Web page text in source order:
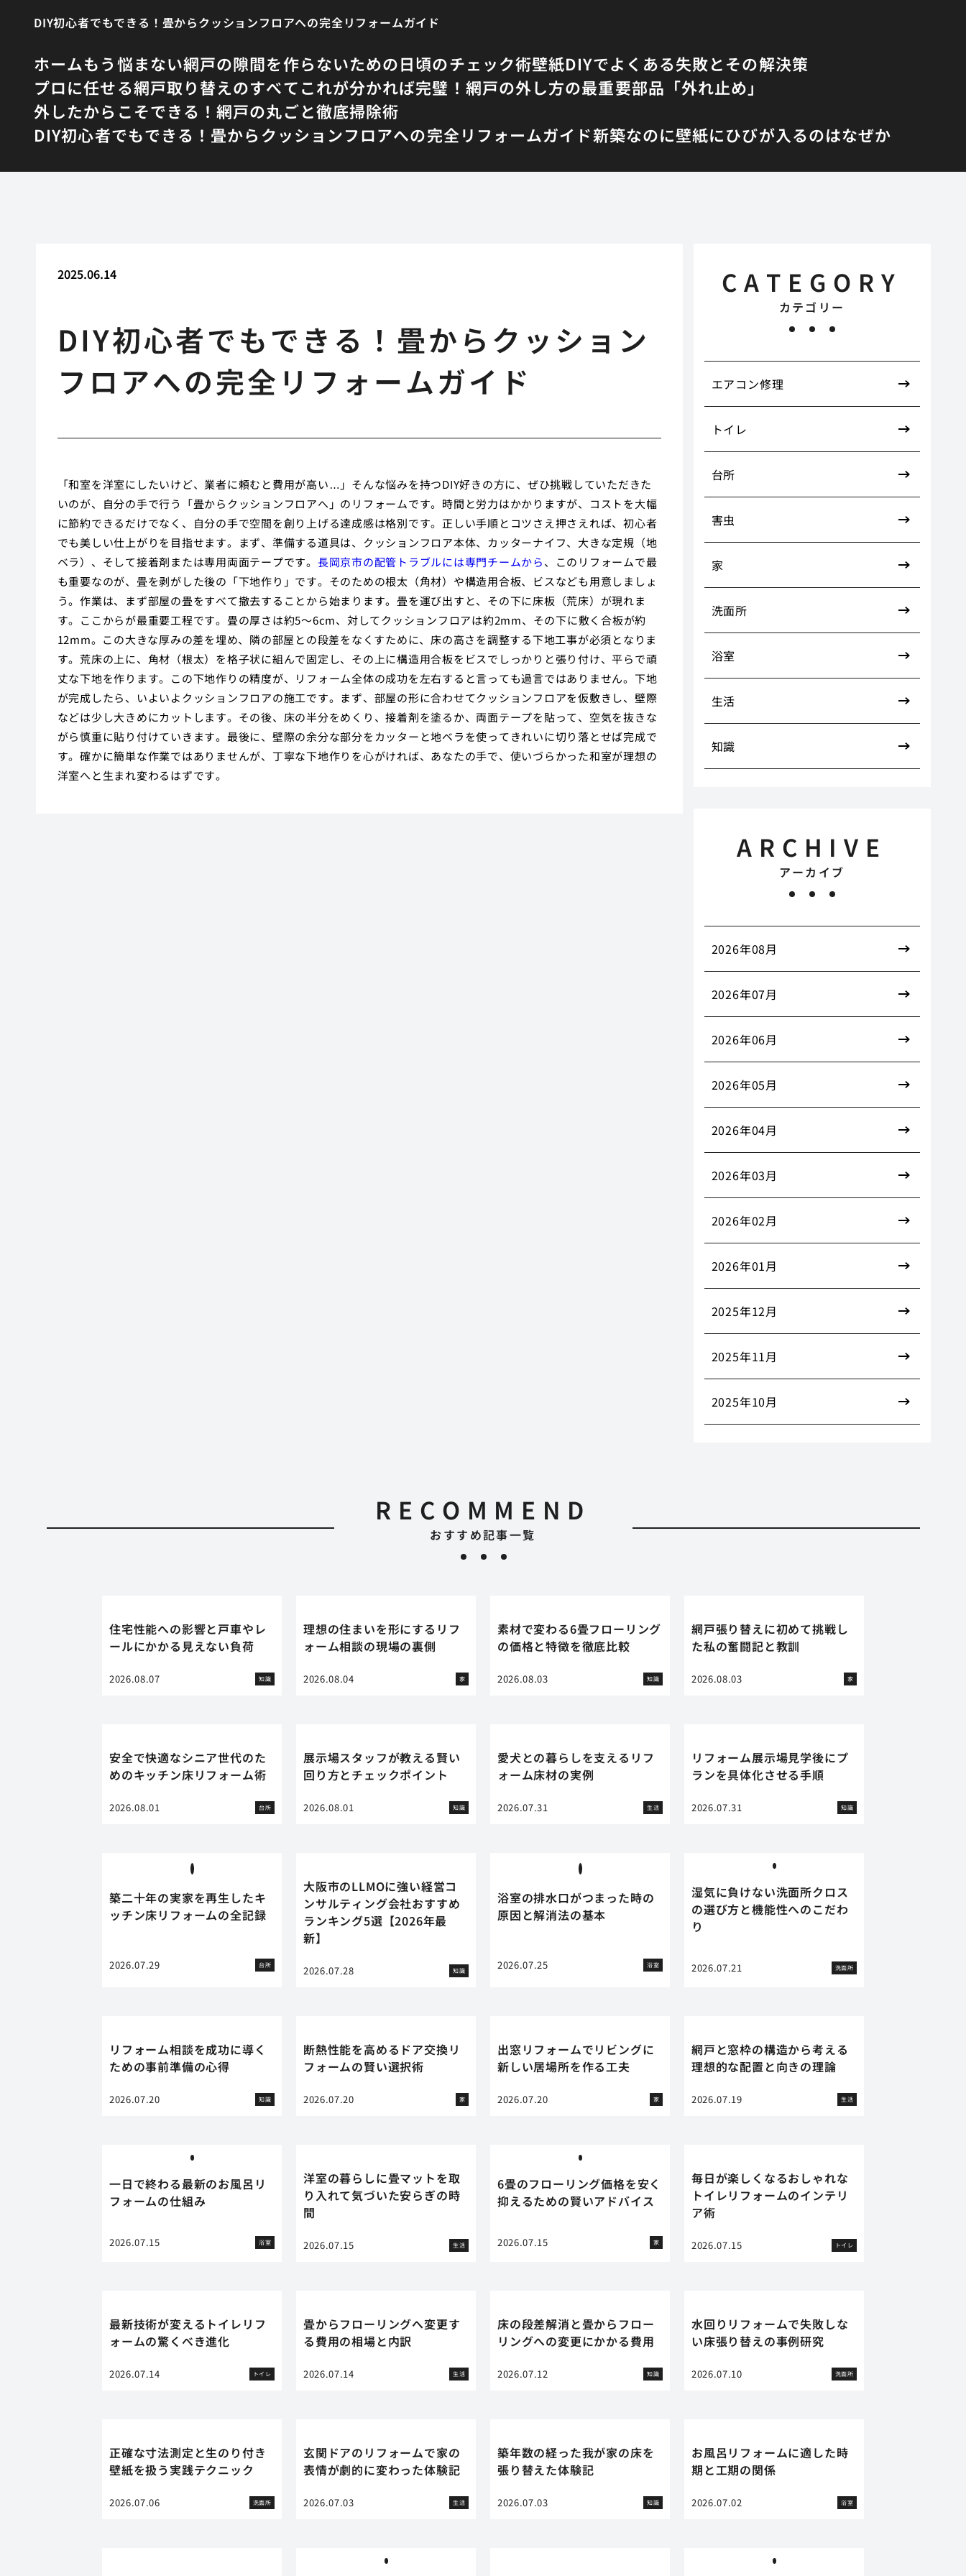
DIY初心者でもできる！畳からクッションフロアへの完全リフォームガイド
ホームもう悩まない網戸の隙間を作らないための日頃のチェック術壁紙DIYでよくある失敗とその解決策
プロに任せる網戸取り替えのすべてこれが分かれば完璧！網戸の外し方の最重要部品「外れ止め」
外したからこそできる！網戸の丸ごと徹底掃除術
DIY初心者でもできる！畳からクッションフロアへの完全リフォームガイド新築なのに壁紙にひびが入るのはなぜか
2025.06.14
DIY初心者でもできる！畳からクッション
フロアへの完全リフォームガイド
「和室を洋室にしたいけど、業者に頼むと費用が高い…」そんな悩みを持つDIY好きの方に、ぜひ挑戦していただきた
いのが、自分の手で行う「畳からクッションフロアへ」のリフォームです。時間と労力はかかりますが、コストを大幅
に節約できるだけでなく、自分の手で空間を創り上げる達成感は格別です。正しい手順とコツさえ押さえれば、初心者
でも美しい仕上がりを目指せます。まず、準備する道具は、クッションフロア本体、カッターナイフ、大きな定規（地
ベラ）、そして接着剤または専用両面テープです。 長岡京市の配管トラブルには専門チームから、このリフォームで最
も重要なのが、畳を剥がした後の「下地作り」です。そのための根太（角材）や構造用合板、ビスなども用意しましょ
う。作業は、まず部屋の畳をすべて撤去することから始まります。畳を運び出すと、その下に床板（荒床）が現れま
す。ここからが最重要工程です。畳の厚さは約5〜6cm、対してクッションフロアは約2mm、その下に敷く合板が約
12mm。この大きな厚みの差を埋め、隣の部屋との段差をなくすために、床の高さを調整する下地工事が必須となりま
す。荒床の上に、角材（根太）を格子状に組んで固定し、その上に構造用合板をビスでしっかりと張り付け、平らで頑
丈な下地を作ります。この下地作りの精度が、リフォーム全体の成功を左右すると言っても過言ではありません。下地
が完成したら、いよいよクッションフロアの施工です。まず、部屋の形に合わせてクッションフロアを仮敷きし、壁際
などは少し大きめにカットします。その後、床の半分をめくり、接着剤を塗るか、両面テープを貼って、空気を抜きな
がら慎重に貼り付けていきます。最後に、壁際の余分な部分をカッターと地ベラを使ってきれいに切り落とせば完成で
す。確かに簡単な作業ではありませんが、丁寧な下地作りを心がければ、あなたの手で、使いづらかった和室が理想の
洋室へと生まれ変わるはずです。
RECOMMEND
おすすめ記事一覧
住宅性能への影響と戸車やレ
ールにかかる見えない負荷
2026.08.07 知識
理想の住まいを形にするリフ
ォーム相談の現場の裏側
2026.08.04 家
素材で変わる6畳フローリング
の価格と特徴を徹底比較
2026.08.03 知識
網戸張り替えに初めて挑戦し
た私の奮闘記と教訓
2026.08.03 家
安全で快適なシニア世代のた
めのキッチン床リフォーム術
2026.08.01 台所
展示場スタッフが教える賢い
回り方とチェックポイント
2026.08.01 知識
愛犬との暮らしを支えるリフ
ォーム床材の実例
2026.07.31 生活
リフォーム展示場見学後にプ
ランを具体化させる手順
2026.07.31 知識
築二十年の実家を再生したキ
ッチン床リフォームの全記録
2026.07.29 台所
大阪市のLLMOに強い経営コ
ンサルティング会社おすすめ
ランキング5選【2026年最
新】
2026.07.28 知識
浴室の排水口がつまった時の
原因と解消法の基本
2026.07.25 浴室
湿気に負けない洗面所クロス
の選び方と機能性へのこだわ
り
2026.07.21 洗面所
リフォーム相談を成功に導く
ための事前準備の心得
2026.07.20 知識
断熱性能を高めるドア交換リ
フォームの賢い選択術
2026.07.20 家
出窓リフォームでリビングに
新しい居場所を作る工夫
2026.07.20 家
網戸と窓枠の構造から考える
理想的な配置と向きの理論
2026.07.19 生活
一日で終わる最新のお風呂リ
フォームの仕組み
2026.07.15 浴室
洋室の暮らしに畳マットを取
り入れて気づいた安らぎの時
間
2026.07.15 生活
6畳のフローリング価格を安く
抑えるための賢いアドバイス
2026.07.15 家
毎日が楽しくなるおしゃれな
トイレリフォームのインテリ
ア術
2026.07.15 トイレ
最新技術が変えるトイレリフ
ォームの驚くべき進化
2026.07.14 トイレ
畳からフローリングへ変更す
る費用の相場と内訳
2026.07.14 生活
床の段差解消と畳からフロー
リングへの変更にかかる費用
2026.07.12 知識
水回りリフォームで失敗しな
い床張り替えの事例研究
2026.07.10 洗面所
正確な寸法測定と生のり付き
壁紙を扱う実践テクニック
2026.07.06 洗面所
玄関ドアのリフォームで家の
表情が劇的に変わった体験記
2026.07.03 生活
築年数の経った我が家の床を
張り替えた体験記
2026.07.03 知識
お風呂リフォームに適した時
期と工期の関係
2026.07.02 浴室
CATEGORY
カテゴリー
エアコン修理
トイレ
台所
害虫
家
洗面所
浴室
生活
知識
ARCHIVE
アーカイブ
2026年08月
2026年07月
2026年06月
2026年05月
2026年04月
2026年03月
2026年02月
2026年01月
2025年12月
2025年11月
2025年10月